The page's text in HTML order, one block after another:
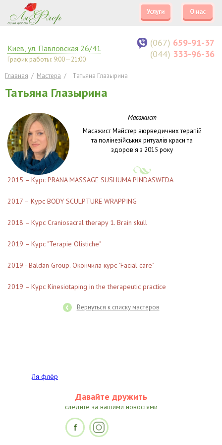
О нас
Киев, ул. Павловская 26/41
График работы: 9:00—21:00
(067) 659-91-37
(044) 333-96-36
Услуги
Главная / Мастера / Татьяна Глазырина
Татьяна Глазырина
Масажист
Масажист Майстер аюрведичних терапій
та полінезійських ритуалів краси та
здоров'я з 2015 року
2015 – Курс PRANA MASSAGE SUSHUMA PINDASWEDA
2017 – Курс BODY SCULPTURE WRAPPING
2018 – Курс Craniosacral therapy 1. Brain skull
2019 – Курс "Terapie Olistiche"
2019 - Baldan Group. Окончила курс "Facial care"
2019 – Курс Kinesiotaping in the therapeutic practice
‹ Вернуться к списку мастеров
Ля флёр
Давайте дружить
следите за нашими новостями